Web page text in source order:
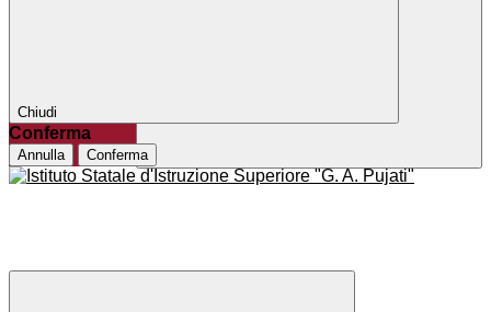
Chiudi
Conferma
Annulla Conferma